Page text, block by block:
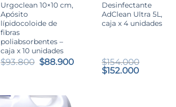
Urgoclean 10×10 cm,
Apósito
lípidocoloide de
fibras
poliabsorbentes –
caja x 10 unidades
$93.800 El
$93.800.
$88.900El
Desinfectante
AdClean Ultra 5L,
caja x 4 unidades
$154.000
El
$152.000El